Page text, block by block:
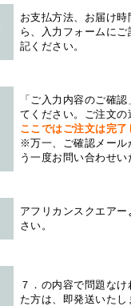
お支払方法、お届け
ら、入力フォームに
記ください。
「ご入力内容のご確
てください。ご注文
ここではご注文は完
※万一、ご確認メール
う一度お問い合わせ
アフリカンスクエアー
さい。
７．の内容で問題な
た方は、即発送いたし